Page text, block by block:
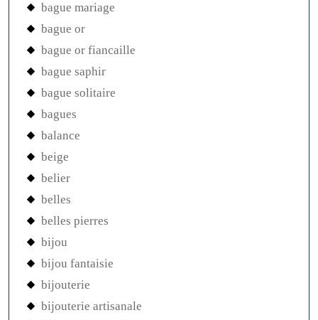
bague mariage
bague or
bague or fiancaille
bague saphir
bague solitaire
bagues
balance
beige
belier
belles
belles pierres
bijou
bijou fantaisie
bijouterie
bijouterie artisanale